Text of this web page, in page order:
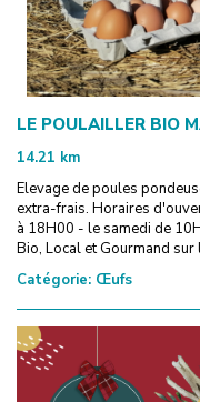
LE POULAILLER BIO
14.21 km
Elevage de poules
extra-frais. Horaires
à 18H00 - le samedi de
Bio, Local et Gourmand
Catégorie: Œufs